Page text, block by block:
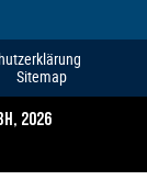
Sitemap
2026